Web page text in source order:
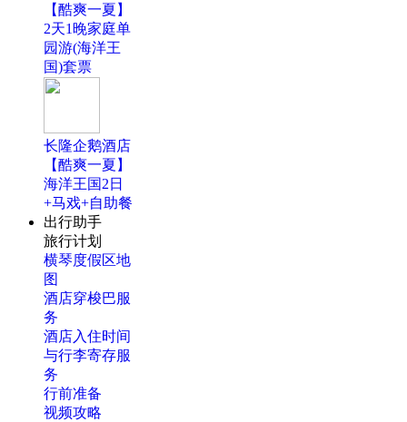
【酷爽一夏】
2天1晚家庭单
园游(海洋王
国)套票
长隆企鹅酒店
【酷爽一夏】
海洋王国2日
+马戏+自助餐
出行助手
旅行计划
横琴度假区地
图
酒店穿梭巴服
务
酒店入住时间
与行李寄存服
务
行前准备
视频攻略